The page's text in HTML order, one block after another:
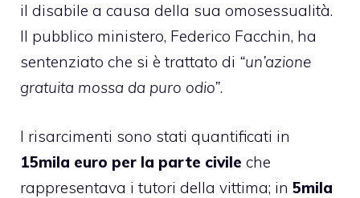
il disabile a causa della sua omosessualità.
Il pubblico ministero, Federico Facchin, ha
sentenziato che si è trattato di “un’azione
gratuita mossa da puro odio”.
I risarcimenti sono stati quantificati in
15mila euro per la parte civile che
rappresentava i tutori della vittima; in 5mila